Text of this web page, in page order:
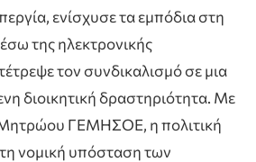
ενίσχυσε τα εμπόδια στη
της ηλεκτρονικής
τον συνδικαλισμό σε μια
διοικητική δραστηριότητα. Με
Μητρώου ΓΕΜΗΣΟΕ, η πολιτική
νομική υπόσταση των